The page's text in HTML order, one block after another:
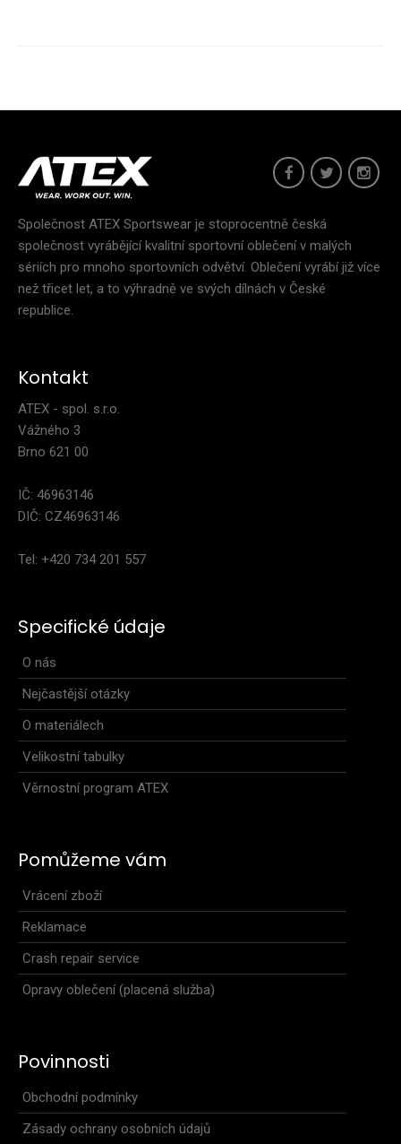
Běžecké ponožky ORVIX antracitovéJsou speciálně vyrobeny
Společnost ATEX Sportswear je stoprocentně česká
společnost vyrábějící kvalitní sportovní oblečení v malých
sériích pro mnoho sportovních odvětví. Oblečení vyrábí již více
než třicet let, a to výhradně ve svých dílnách v České
republice.
Kontakt
ATEX - spol. s.r.o.
Vážného 3
Brno 621 00
IČ: 46963146
DIČ: CZ46963146
Tel: +420 734 201 557
Specifické údaje
O nás
Nejčastější otázky
O materiálech
Velikostní tabulky
Věrnostní program ATEX
Pomůžeme vám
Vrácení zboží
Reklamace
Crash repair service
Opravy oblečení (placená služba)
Povinnosti
Obchodní podmínky
Zásady ochrany osobních údajů